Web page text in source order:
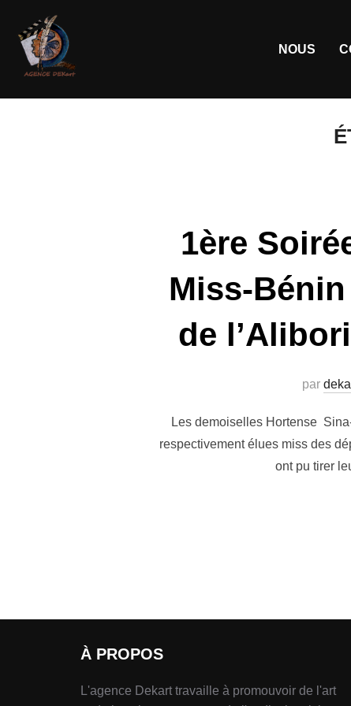
NOUS
1ère
Miss-
de
par
Les demoiselles Hortense
respectivement élues miss des
ont pu tirer
À PROPOS
L'agence Dekart travaille à promouvoir de l'art